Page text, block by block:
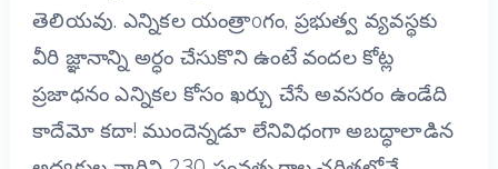
తెలియవు. ఎన్నికల యంత్రాoగం, ప్రభుత్వ వ్యవస్థకు
వీరి జ్ఞానాన్ని అర్ధం చేసుకొని ఉంటే వందల కోట్ల
ప్రజాధనం ఎన్నికల కోసం ఖర్చు చేసే అవసరం ఉండేది
కాదేమో కదా! ముందెన్నడూ లేనివిధంగా అబద్ధాలాడిన